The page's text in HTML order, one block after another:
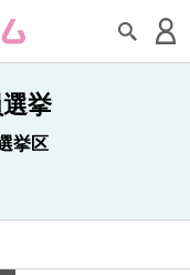
挙
挙区